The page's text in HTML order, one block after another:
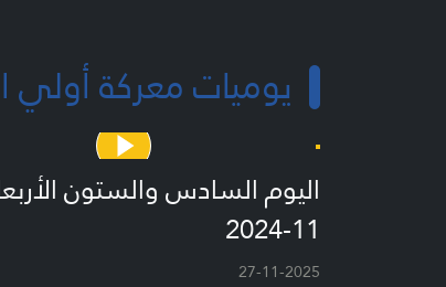
يوميات معركة أولي
11-2024
27-11-2025